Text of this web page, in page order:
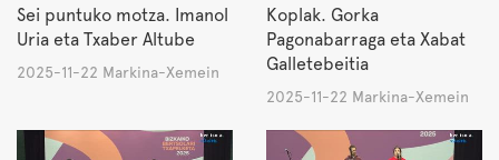
Sei puntuko motza. Imanol
Uria eta Txaber Altube
2025-11-22 Markina-Xemein
Koplak. Gorka
Pagonabarraga eta Xabat
Galletebeitia
2025-11-22 Markina-Xemein